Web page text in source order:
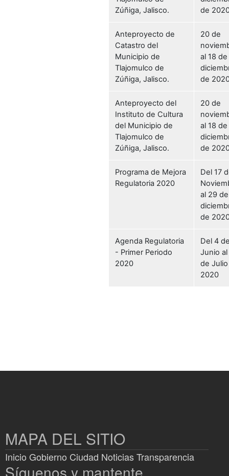
Zúñiga, Jalisco.
de
Anteproyecto de
Catastro del
Municipio de
Tlajomulco de
Zúñiga, Jalisco.
20 de
al 18 de
de
Anteproyecto del
Instituto de Cultura
del Municipio de
Tlajomulco de
Zúñiga, Jalisco.
20 de
al 18 de
de
Programa de Mejora
Regulatoria 2020
Del 17
al 29 de
de
Agenda Regulatoria
- Primer Periodo
2020
Del 4
Junio al
de
2020
MAPA DEL SITIO
Inicio Gobierno Ciudad NoticiasTransparencia
Síguenos y mantente